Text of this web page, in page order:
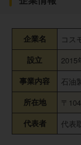
企業名 コス
設立 2015
事業内容 石油
所在地 〒
代表者 代表